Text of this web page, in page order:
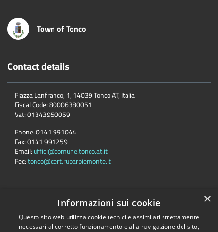
Town of Tonco
Contact details
Piazza Lanfranco, 1, 14039 Tonco AT, Italia
Fiscal Code:80006380051
Vat:01343950059
Phone:0141 991044
Fax:0141 991259
Email: uffici@comune.tonco.at.it
Pec:tonco@cert.ruparpiemonte.it
Accessibility Privacy Cookie
Sitemap
Comune convenzionatoAstigov
×
Informazioni sui cookie
Questo sito web utilizza cookie tecnici e assimilati strettamente
necessari al corretto funzionamento e alla navigazione del sito,